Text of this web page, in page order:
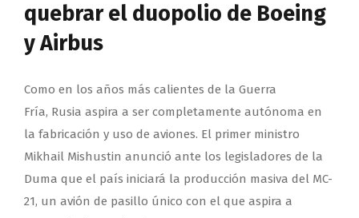
quebrar el duopolio de Boeing
y Airbus
Como en los años más calientes de la Guerra
Fría, Rusia aspira a ser completamente autónoma en
la fabricación y uso de aviones. El primer ministro
Mikhail Mishustin anunció ante los legisladores de la
Duma que el país iniciará la producción masiva del MC-
21, un avión de pasillo único con el que aspira a